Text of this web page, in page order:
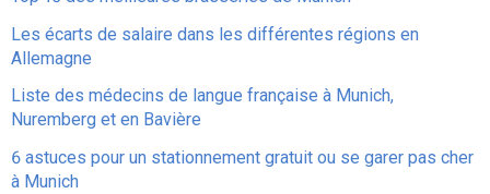
Les écarts de salaire dans les différentes régions en
Allemagne
Liste des médecins de langue française à Munich,
Nuremberg et en Bavière
6 astuces pour un stationnement gratuit ou se garer pas cher
à Munich